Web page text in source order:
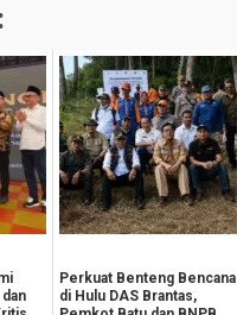
Perkuat Benteng Bencana
di Hulu DAS Brantas,